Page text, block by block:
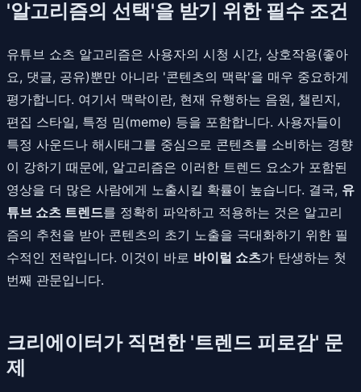
'알고리즘의 선택'을 받기 위한 필수 조건
유튜브 쇼츠 알고리즘은 사용자의 시청 시간, 상호작용(좋아
요, 댓글, 공유)뿐만 아니라 '콘텐츠의 맥락'을 매우 중요하게
평가합니다. 여기서 맥락이란, 현재 유행하는 음원, 챌린지,
편집 스타일, 특정 밈(meme) 등을 포함합니다. 사용자들이
특정 사운드나 해시태그를 중심으로 콘텐츠를 소비하는 경향
이 강하기 때문에, 알고리즘은 이러한 트렌드 요소가 포함된
영상을 더 많은 사람에게 노출시킬 확률이 높습니다. 결국, 유
튜브 쇼츠 트렌드를 정확히 파악하고 적용하는 것은 알고리
즘의 추천을 받아 콘텐츠의 초기 노출을 극대화하기 위한 필
수적인 전략입니다. 이것이 바로 바이럴 쇼츠가 탄생하는 첫
번째 관문입니다.
크리에이터가 직면한 '트렌드 피로감' 문
제